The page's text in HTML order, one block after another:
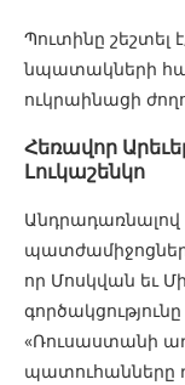
Պուտինը շեշտել
նպատակների
ուկրաինացի
Հեռավոր
Լուկաշենկո
որ Մոսկվան եւ
«Ռուսաստանի
պատուհանները